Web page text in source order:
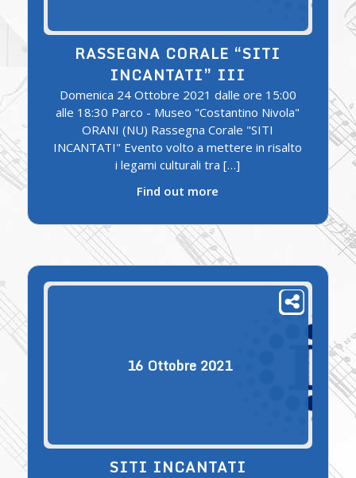
RASSEGNA CORALE “SITI
INCANTATI” III
Domenica 24 Ottobre 2021 dalle ore 15:00
alle 18:30 Parco - Museo "Costantino Nivola"
ORANI (NU) Rassegna Corale "SITI
INCANTATI" Evento volto a mettere in risalto
i legami culturali tra […]
Find out more
16 Ottobre 2021
SITI INCANTATI